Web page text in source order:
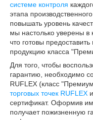
системе контроля
этапа
повышать уровень
мы настолько уверены в
что готовы
продукцию класса
Для того, чтобы
гарантию, необходимо
RUFLEX (класс
торговых точек RUFLEX
сертификат. Оформив
получает пожизненную